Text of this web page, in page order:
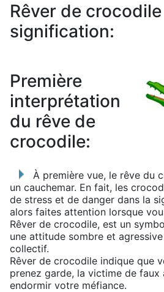
Rêver de crocodile
signification:
Première
interprétation
du rêve de
crocodile:
À première vue, le rêve du
un cauchemar. En fait, les
de stress et de danger dans la
alors faites attention lorsque
Rêver de crocodile, est un
une attitude sombre et
collectif.
Rêver de crocodile indique que
prenez garde, la victime de faux
endormir votre méfiance.